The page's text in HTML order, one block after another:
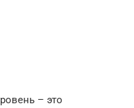
– это